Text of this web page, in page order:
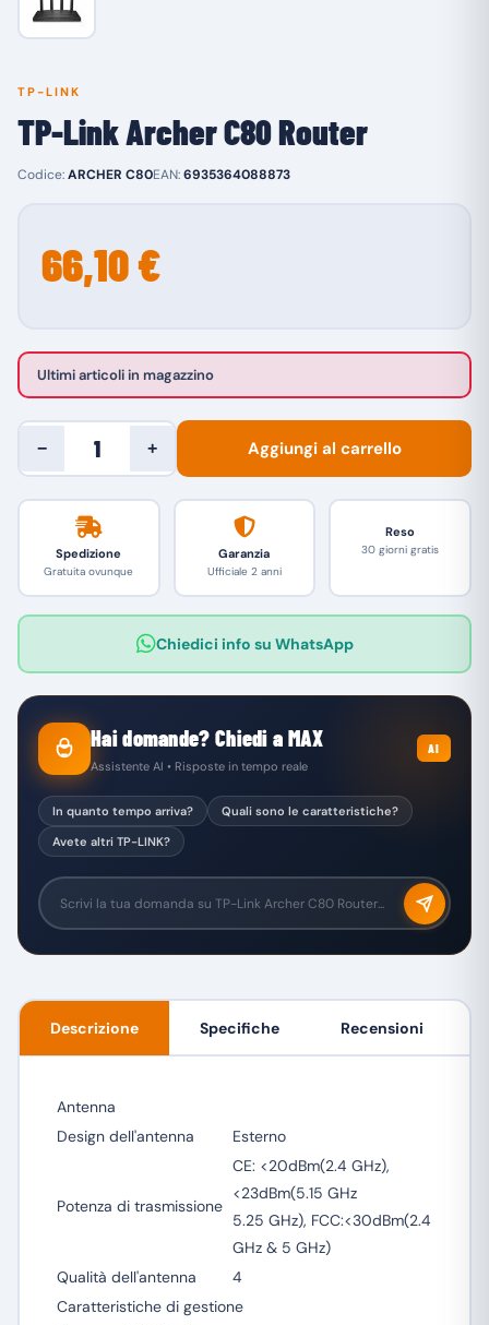
TP-LINK
TP-Link Archer C80 Router
Codice:ARCHER C80EAN:6935364088873
66,10 €
Ultimi articoli in magazzino
− + Aggiungi al carrello
Spedizione
Gratuita ovunque
Garanzia
Ufficiale 2 anni
Reso
30 giorni gratis
Chiedici info su WhatsApp
Hai domande? Chiedi a MAX
Assistente AI • Risposte in tempo reale
AI
In quanto tempo arriva?
Quali sono le caratteristiche?
Avete altri TP-LINK?
Descrizione Specifiche Recensioni
Antenna
Design dell'antenna
Esterno
Potenza di trasmissione
CE: <20dBm(2.4 GHz),
<23dBm(5.15 GHz
5.25 GHz), FCC:<30dBm(2.4
GHz & 5 GHz)
Qualità dell'antenna
4
Caratteristiche di gestione